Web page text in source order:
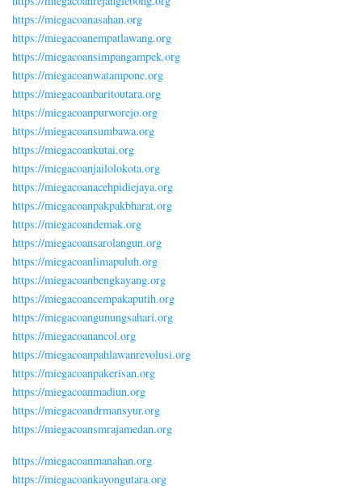
https://miegacoanasahan.org
https://miegacoanempatlawang.org
https://miegacoansimpangampek.org
https://miegacoanwatampone.org
https://miegacoanbaritoutara.org
https://miegacoanpurworejo.org
https://miegacoansumbawa.org
https://miegacoankutai.org
https://miegacoanjailolokota.org
https://miegacoanacehpidiejaya.org
https://miegacoanpakpakbharat.org
https://miegacoandemak.org
https://miegacoansarolangun.org
https://miegacoanlimapuluh.org
https://miegacoanbengkayang.org
https://miegacoancempakaputih.org
https://miegacoangunungsahari.org
https://miegacoanancol.org
https://miegacoanpahlawanrevolusi.org
https://miegacoanpakerisan.org
https://miegacoanmadiun.org
https://miegacoandrmansyur.org
https://miegacoansmrajamedan.org
https://miegacoanmanahan.org
https://miegacoankayongutara.org